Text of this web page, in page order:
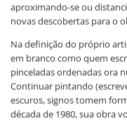
aproximando-se ou
novas descobertas para o
Na definição do próprio
em branco como quem
pinceladas ordenadas ora
Continuar pintando
escuros, signos tomem
década de 1980, sua obra